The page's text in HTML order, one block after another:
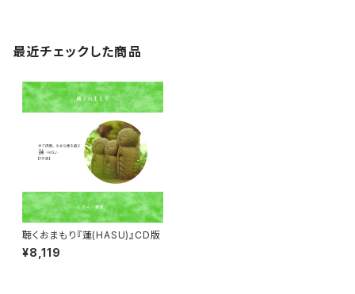
最近チェックした商品
聴くおまもり『蓮(HASU)』CD版
¥8,119